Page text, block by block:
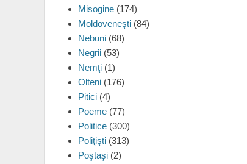
Misogine (174)
Moldoveneşti (84)
Nebuni (68)
Negrii (53)
Nemţi (1)
Olteni (176)
Pitici (4)
Poeme (77)
Politice (300)
Poliţişti (313)
Poştaşi (2)